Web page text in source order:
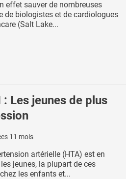
effet sauver de nombreuses
de biologistes et de cardiologues
(Salt Lake...
: Les jeunes de plus
11 mois
artérielle (HTA) est en
jeunes, la plupart de ces
les enfants et...